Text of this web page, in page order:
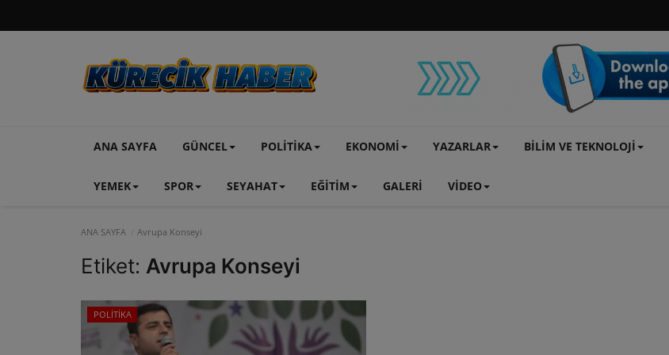
ANA SAYFA GÜNCEL POLİTİKA EKONOMİ YAZARLAR BİLİM VE TEKNOLOJİ
YEMEK SPOR SEYAHAT EĞİTİM GALERİ VİDEO
ANA SAYFA Avrupa Konseyi
Etiket: Avrupa Konseyi
POLİTİKA